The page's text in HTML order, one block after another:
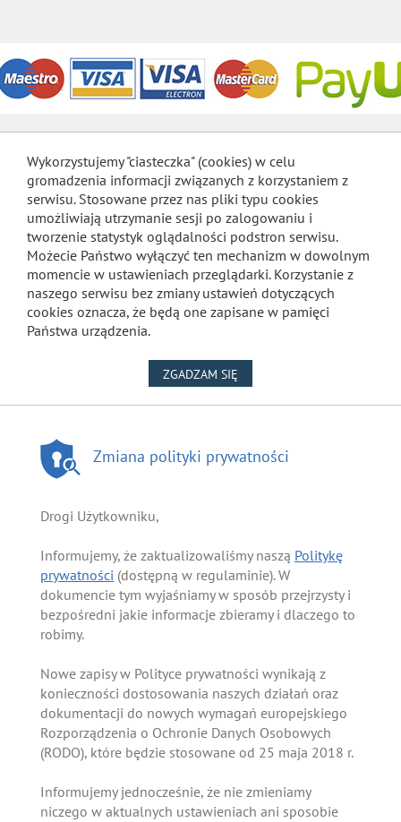
Wykorzystujemy "ciasteczka" (cookies) w celu
gromadzenia informacji związanych z korzystaniem z
serwisu. Stosowane przez nas pliki typu cookies
umożliwiają utrzymanie sesji po zalogowaniu i
tworzenie statystyk oglądalności podstron serwisu.
Możecie Państwo wyłączyć ten mechanizm w dowolnym
momencie w ustawieniach przeglądarki. Korzystanie z
naszego serwisu bez zmiany ustawień dotyczących
cookies oznacza, że będą one zapisane w pamięci
Państwa urządzenia.
ZGADZAM SIĘ
Zmiana polityki prywatności
Drogi Użytkowniku,
Informujemy, że zaktualizowaliśmy naszą Politykę
prywatności (dostępną w regulaminie). W
dokumencie tym wyjaśniamy w sposób przejrzysty i
bezpośredni jakie informacje zbieramy i dlaczego to
robimy.
Nowe zapisy w Polityce prywatności wynikają z
konieczności dostosowania naszych działań oraz
dokumentacji do nowych wymagań europejskiego
Rozporządzenia o Ochronie Danych Osobowych
(RODO), które będzie stosowane od 25 maja 2018 r.
Informujemy jednocześnie, że nie zmieniamy
niczego w aktualnych ustawieniach ani sposobie